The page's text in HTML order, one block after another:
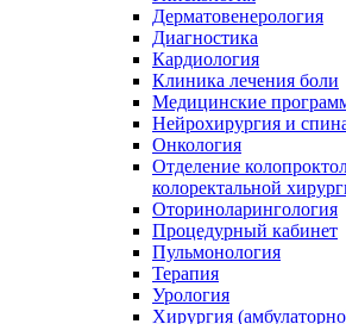
Дерматовенерология
Диагностика
Кардиология
Клиника лечения боли
Медицинские
Нейрохирургия и
Онкология
Отделение
колоректальной
Оториноларингология
Процедурный кабинет
Пульмонология
Терапия
Урология
Хирургия